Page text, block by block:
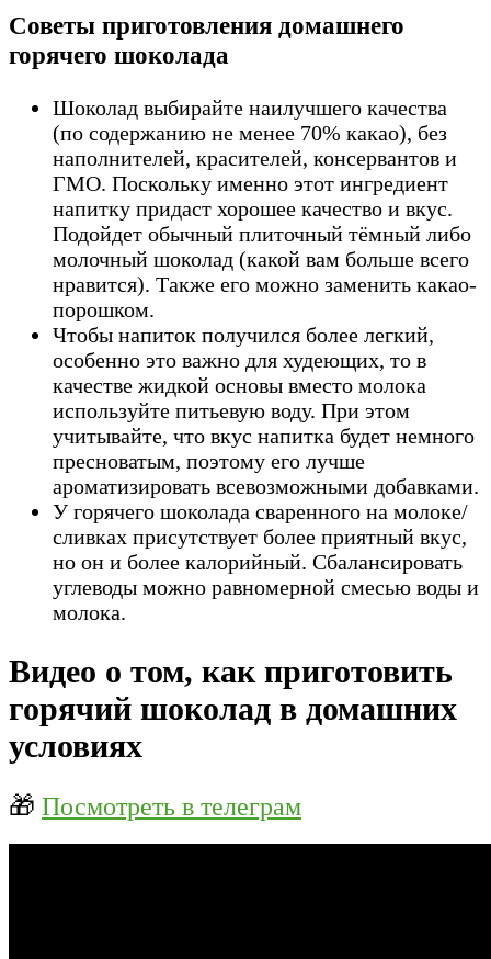
Советы приготовления домашнего
горячего шоколада
Шоколад выбирайте наилучшего качества
(по содержанию не менее 70% какао), без
наполнителей, красителей, консервантов и
ГМО. Поскольку именно этот ингредиент
напитку придаст хорошее качество и вкус.
Подойдет обычный плиточный тёмный либо
молочный шоколад (какой вам больше всего
нравится). Также его можно заменить какао-
порошком.
Чтобы напиток получился более легкий,
особенно это важно для худеющих, то в
качестве жидкой основы вместо молока
используйте питьевую воду. При этом
учитывайте, что вкус напитка будет немного
пресноватым, поэтому его лучше
ароматизировать всевозможными добавками.
У горячего шоколада сваренного на молоке/
сливках присутствует более приятный вкус,
но он и более калорийный. Сбалансировать
углеводы можно равномерной смесью воды и
молока.
Видео о том, как приготовить
горячий шоколад в домашних
условиях
🎁 Посмотреть в телеграм